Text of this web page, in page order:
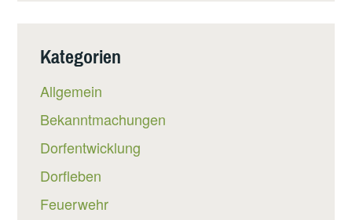
Kategorien
Allgemein
Bekanntmachungen
Dorfentwicklung
Dorfleben
Feuerwehr